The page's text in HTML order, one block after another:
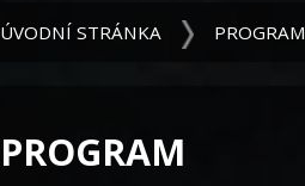
ÚVODNÍ STRÁNKA PROGRAM
PROGRAM